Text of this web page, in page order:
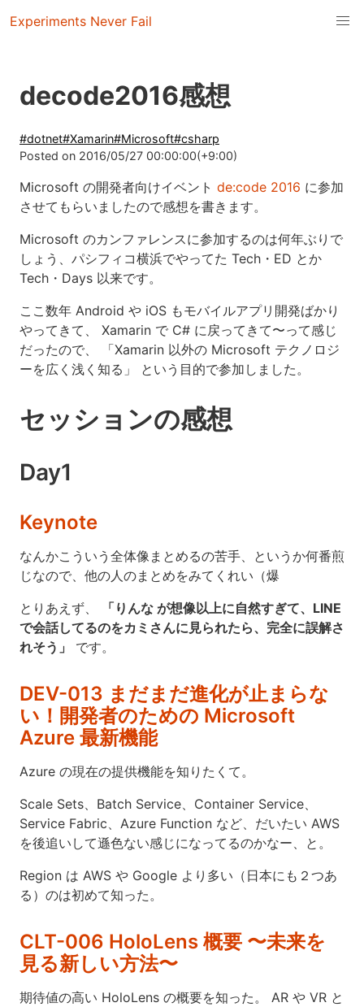
Experiments Never Fail
decode2016感想
#dotnet#Xamarin#Microsoft#csharp
Posted on 2016/05/27 00:00:00(+9:00)
Microsoft の開発者向けイベント de:code 2016 に参加
させてもらいましたので感想を書きます。
Microsoft のカンファレンスに参加するのは何年ぶりで
しょう、パシフィコ横浜でやってた Tech・ED とか
Tech・Days 以来です。
ここ数年 Android や iOS もモバイルアプリ開発ばかり
やってきて、 Xamarin で C# に戻ってきて〜って感じ
だったので、 「Xamarin 以外の Microsoft テクノロジ
ーを広く浅く知る」 という目的で参加しました。
セッションの感想
Day1
Keynote
なんかこういう全体像まとめるの苦手、というか何番煎
じなので、他の人のまとめをみてくれい（爆
とりあえず、
「りんな が想像以上に自然すぎて、LINE
で会話してるのをカミさんに見られたら、完全に誤解さ
れそう」
です。
DEV-013 まだまだ進化が止まらな
い！開発者のための Microsoft
Azure 最新機能
Azure の現在の提供機能を知りたくて。
Scale Sets、Batch Service、Container Service、
Service Fabric、Azure Function など、だいたい AWS
を後追いして遜色ない感じになってるのかなー、と。
Region は AWS や Google より多い（日本にも２つあ
る）のは初めて知った。
CLT-006 HoloLens 概要 〜未来を
見る新しい方法〜
期待値の高い HoloLens の概要を知った。 AR や VR と